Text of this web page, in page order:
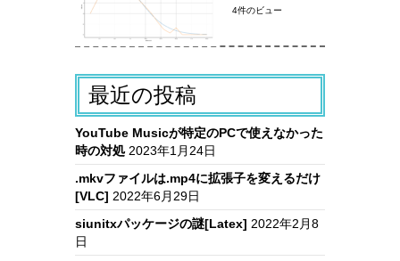
4件のビュー
最近の投稿
YouTube Musicが特定のPCで使えなかった
時の対処 2023年1月24日
.mkvファイルは.mp4に拡張子を変えるだけ
[VLC] 2022年6月29日
siunitxパッケージの謎[Latex] 2022年2月8
日